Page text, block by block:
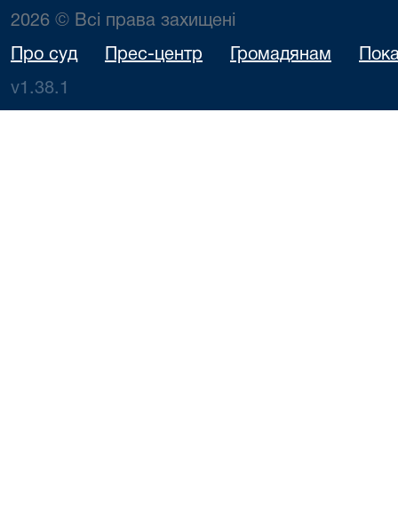
2026 © Всі права захищені
Про суд Прес-центр Громадянам
v1.38.1